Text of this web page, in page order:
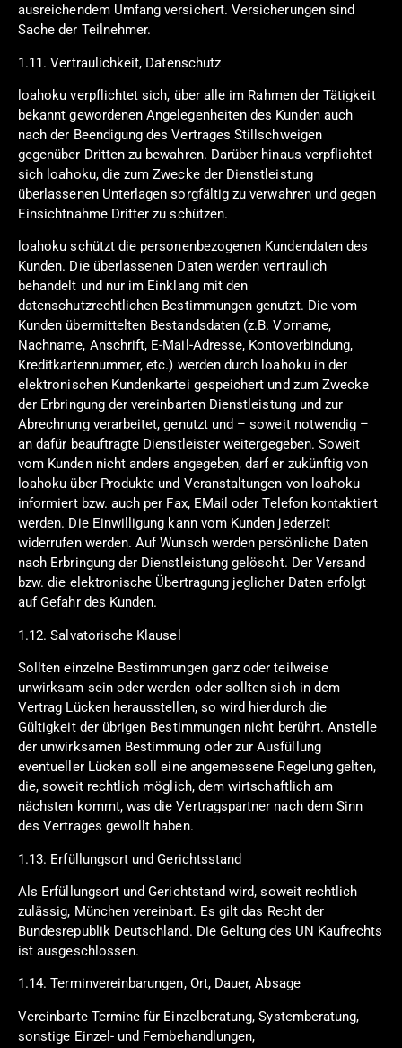
ausreichendem Umfang versichert. Versicherungen sind
Sache der Teilnehmer.
1.11. Vertraulichkeit, Datenschutz
loahoku verpflichtet sich, über alle im Rahmen der Tätigkeit
bekannt gewordenen Angelegenheiten des Kunden auch
nach der Beendigung des Vertrages Stillschweigen
gegenüber Dritten zu bewahren. Darüber hinaus verpflichtet
sich loahoku, die zum Zwecke der Dienstleistung
überlassenen Unterlagen sorgfältig zu verwahren und gegen
Einsichtnahme Dritter zu schützen.
loahoku schützt die personenbezogenen Kundendaten des
Kunden. Die überlassenen Daten werden vertraulich
behandelt und nur im Einklang mit den
datenschutzrechtlichen Bestimmungen genutzt. Die vom
Kunden übermittelten Bestandsdaten (z.B. Vorname,
Nachname, Anschrift, E-Mail-Adresse, Kontoverbindung,
Kreditkartennummer, etc.) werden durch loahoku in der
elektronischen Kundenkartei gespeichert und zum Zwecke
der Erbringung der vereinbarten Dienstleistung und zur
Abrechnung verarbeitet, genutzt und – soweit notwendig –
an dafür beauftragte Dienstleister weitergegeben. Soweit
vom Kunden nicht anders angegeben, darf er zukünftig von
loahoku über Produkte und Veranstaltungen von loahoku
informiert bzw. auch per Fax, EMail oder Telefon kontaktiert
werden. Die Einwilligung kann vom Kunden jederzeit
widerrufen werden. Auf Wunsch werden persönliche Daten
nach Erbringung der Dienstleistung gelöscht. Der Versand
bzw. die elektronische Übertragung jeglicher Daten erfolgt
auf Gefahr des Kunden.
1.12. Salvatorische Klausel
Sollten einzelne Bestimmungen ganz oder teilweise
unwirksam sein oder werden oder sollten sich in dem
Vertrag Lücken herausstellen, so wird hierdurch die
Gültigkeit der übrigen Bestimmungen nicht berührt. Anstelle
der unwirksamen Bestimmung oder zur Ausfüllung
eventueller Lücken soll eine angemessene Regelung gelten,
die, soweit rechtlich möglich, dem wirtschaftlich am
nächsten kommt, was die Vertragspartner nach dem Sinn
des Vertrages gewollt haben.
1.13. Erfüllungsort und Gerichtsstand
Als Erfüllungsort und Gerichtstand wird, soweit rechtlich
zulässig, München vereinbart. Es gilt das Recht der
Bundesrepublik Deutschland. Die Geltung des UN Kaufrechts
ist ausgeschlossen.
1.14. Terminvereinbarungen, Ort, Dauer, Absage
Vereinbarte Termine für Einzelberatung, Systemberatung,
sonstige Einzel- und Fernbehandlungen,